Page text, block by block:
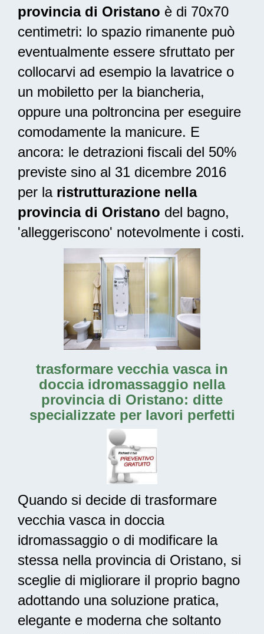
provincia di Oristano è di 70x70
centimetri: lo spazio rimanente può
eventualmente essere sfruttato per
collocarvi ad esempio la lavatrice o
un mobiletto per la biancheria,
oppure una poltroncina per eseguire
comodamente la manicure. E
ancora: le detrazioni fiscali del 50%
previste sino al 31 dicembre 2016
per la ristrutturazione nella
provincia di Oristano del bagno,
'alleggeriscono' notevolmente i costi.
trasformare vecchia vasca in
doccia idromassaggio nella
provincia di Oristano: ditte
specializzate per lavori perfetti
Quando si decide di trasformare
vecchia vasca in doccia
idromassaggio o di modificare la
stessa nella provincia di Oristano, si
sceglie di migliorare il proprio bagno
adottando una soluzione pratica,
elegante e modernache soltanto